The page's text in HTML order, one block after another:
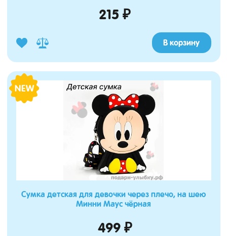
215 ₽
В корзину
NEW
Сумка детская для девочки через плечо, на шею
Минни Маус чёрная
499 ₽